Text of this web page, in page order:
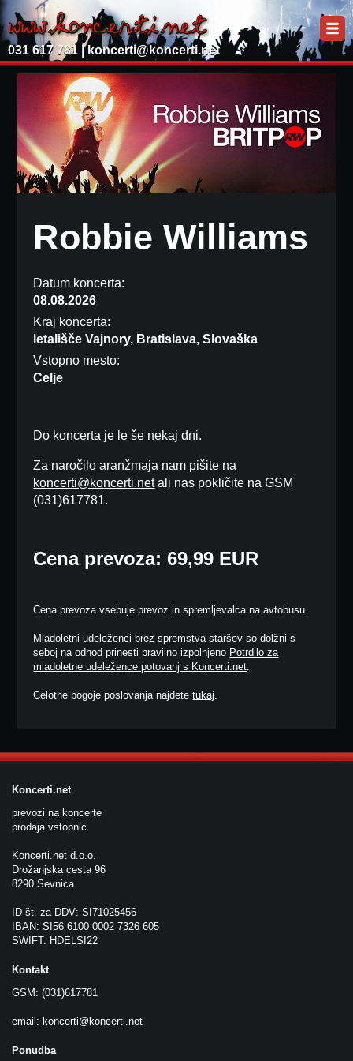
031 617 781 | koncerti@koncerti.net
Robbie Williams
Datum koncerta:
08.08.2026
Kraj koncerta:
letališče Vajnory, Bratislava, Slovaška
Vstopno mesto:
Celje
Do koncerta je le še nekaj dni.
Za naročilo aranžmaja nam pišite na
koncerti@koncerti.netali nas pokličite na GSM
(031)617781.
Cena prevoza: 69,99 EUR
Cena prevoza vsebuje prevoz in spremljevalca na avtobusu.
Mladoletni udeleženci brez spremstva staršev so dolžni s
seboj na odhod prinesti pravilno izpolnjeno Potrdilo za
mladoletne udeležence potovanj s Koncerti.net.
Celotne pogoje poslovanja najdetetukaj.
Koncerti.net
prevozi na koncerte
prodaja vstopnic
Koncerti.net d.o.o.
Drožanjska cesta 96
8290 Sevnica
ID št. za DDV: SI71025456
IBAN: SI56 6100 0002 7326 605
SWIFT: HDELSI22
Kontakt
GSM: (031)617781
email: koncerti@koncerti.net
Ponudba